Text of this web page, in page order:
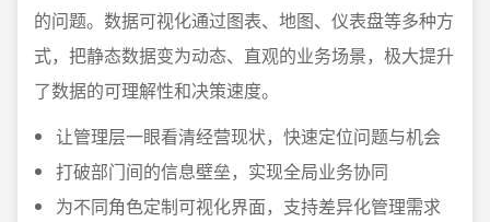
的问题。数据可视化通过图表、地图、仪表盘等多种方
式，把静态数据变为动态、直观的业务场景，极大提升
了数据的可理解性和决策速度。
让管理层一眼看清经营现状，快速定位问题与机会
打破部门间的信息壁垒，实现全局业务协同
为不同角色定制可视化界面，支持差异化管理需求